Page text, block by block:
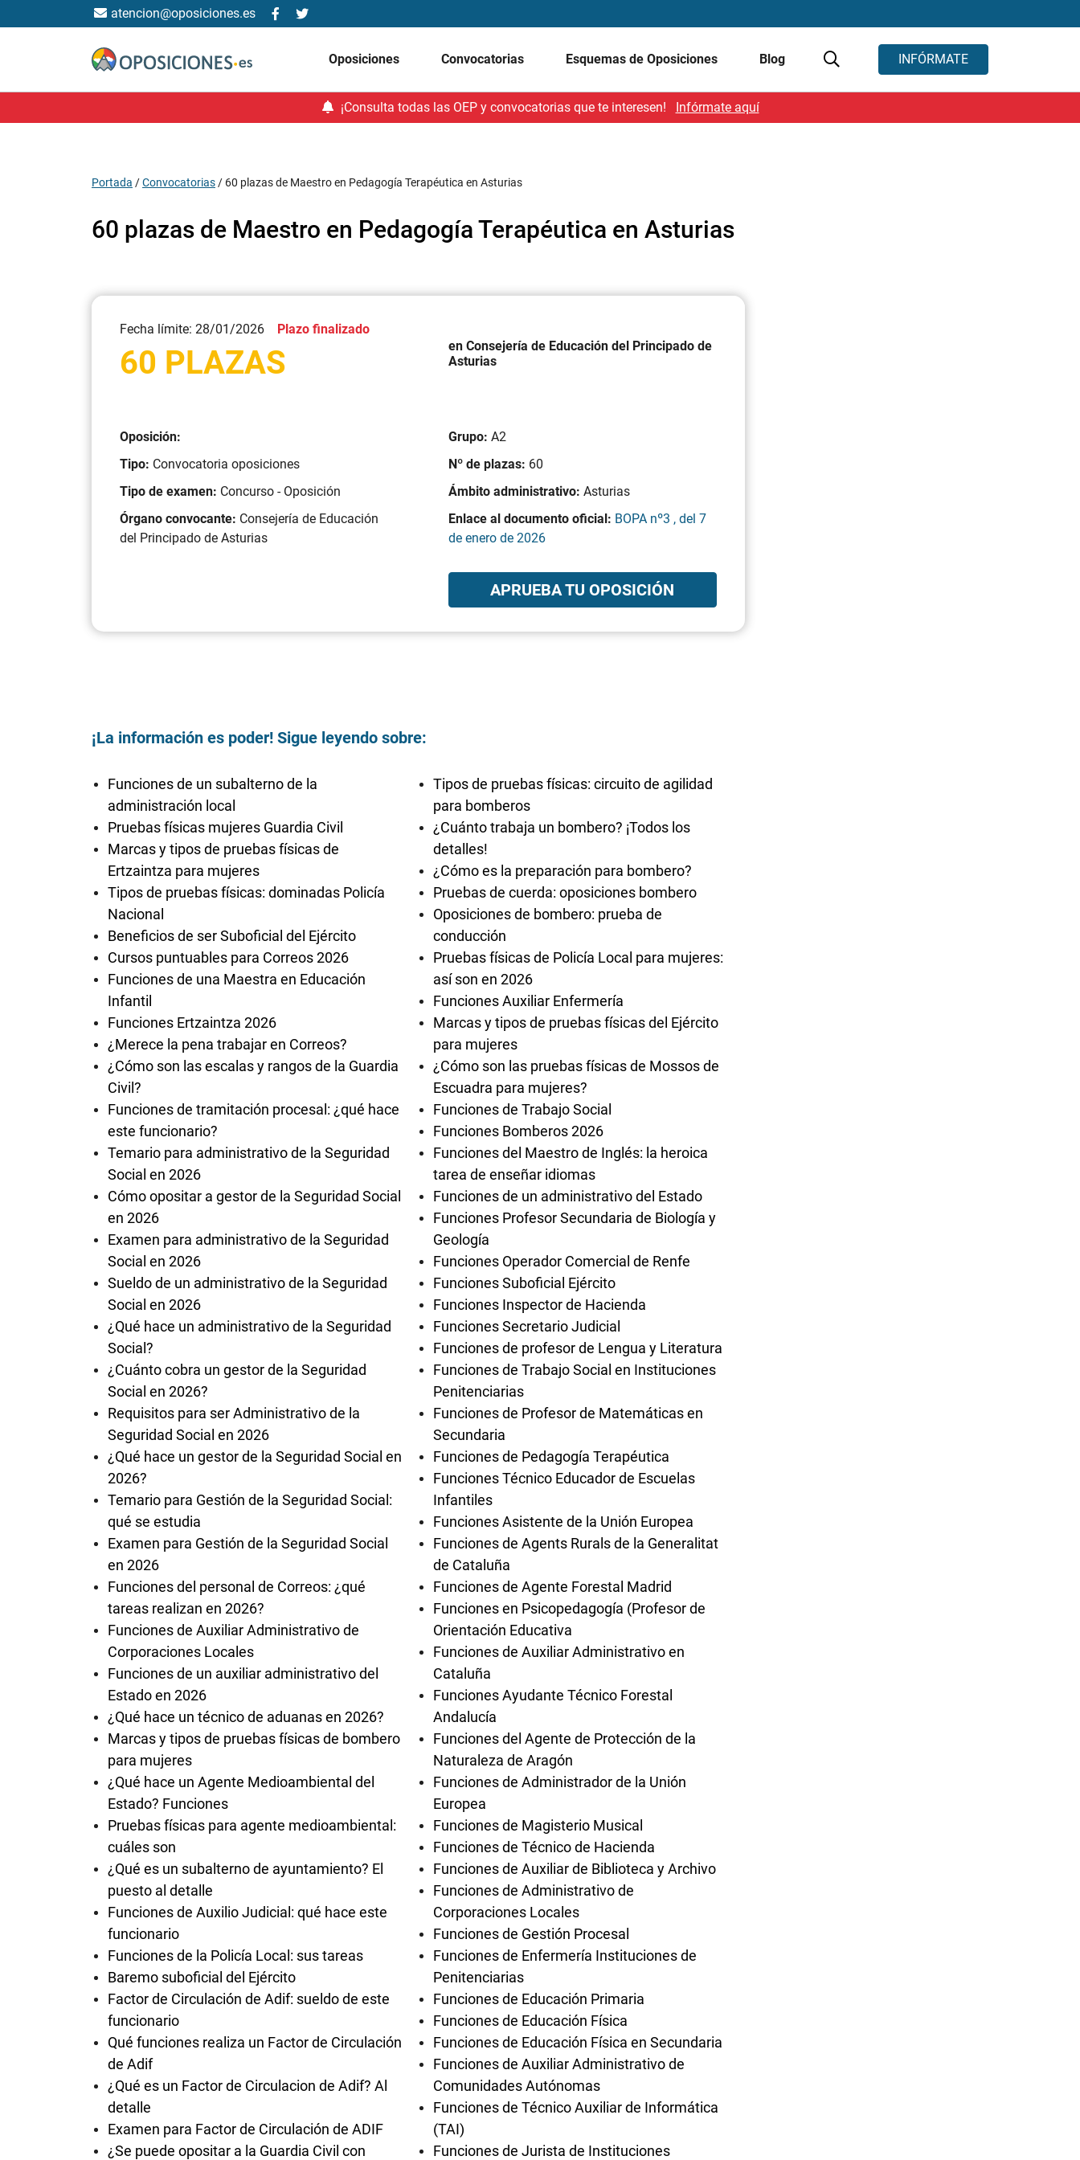
atencion@oposiciones.es
Oposiciones Convocatorias Esquemas de Oposiciones Blog INFÓRMATE
¡Consulta todas las OEP y convocatorias que te interesen! Infórmate aquí
Portada /Convocatorias / 60 plazas de Maestro en Pedagogía Terapéutica en Asturias
60 plazas de Maestro en Pedagogía Terapéutica en Asturias
Fecha límite: 28/01/2026 Plazo finalizado
60 PLAZAS
en Consejería de Educación del Principado de
Asturias
Oposición:
Tipo: Convocatoria oposiciones
Tipo de examen: Concurso - Oposición
Órgano convocante: Consejería de Educación
del Principado de Asturias
Grupo: A2
Nº de plazas: 60
Ámbito administrativo: Asturias
Enlace al documento oficial: BOPA nº3 , del 7
de enero de 2026
APRUEBA TU OPOSICIÓN
¡La información es poder! Sigue leyendo sobre:
Funciones de un subalterno de la
administración local
Pruebas físicas mujeres Guardia Civil
Marcas y tipos de pruebas físicas de
Ertzaintza para mujeres
Tipos de pruebas físicas: dominadas Policía
Nacional
Beneficios de ser Suboficial del Ejército
Cursos puntuables para Correos 2026
Funciones de una Maestra en Educación
Infantil
Funciones Ertzaintza 2026
¿Merece la pena trabajar en Correos?
¿Cómo son las escalas y rangos de la Guardia
Civil?
Funciones de tramitación procesal: ¿qué hace
este funcionario?
Temario para administrativo de la Seguridad
Social en 2026
Cómo opositar a gestor de la Seguridad Social
en 2026
Examen para administrativo de la Seguridad
Social en 2026
Sueldo de un administrativo de la Seguridad
Social en 2026
¿Qué hace un administrativo de la Seguridad
Social?
¿Cuánto cobra un gestor de la Seguridad
Social en 2026?
Requisitos para ser Administrativo de la
Seguridad Social en 2026
¿Qué hace un gestor de la Seguridad Social en
2026?
Temario para Gestión de la Seguridad Social:
qué se estudia
Examen para Gestión de la Seguridad Social
en 2026
Funciones del personal de Correos: ¿qué
tareas realizan en 2026?
Funciones de Auxiliar Administrativo de
Corporaciones Locales
Funciones de un auxiliar administrativo del
Estado en 2026
¿Qué hace un técnico de aduanas en 2026?
Marcas y tipos de pruebas físicas de bombero
para mujeres
¿Qué hace un Agente Medioambiental del
Estado? Funciones
Pruebas físicas para agente medioambiental:
cuáles son
¿Qué es un subalterno de ayuntamiento? El
puesto al detalle
Funciones de Auxilio Judicial: qué hace este
funcionario
Funciones de la Policía Local: sus tareas
Baremo suboficial del Ejército
Factor de Circulación de Adif: sueldo de este
funcionario
Qué funciones realiza un Factor de Circulación
de Adif
¿Qué es un Factor de Circulacion de Adif? Al
detalle
Examen para Factor de Circulación de ADIF
¿Se puede opositar a la Guardia Civil con
Tipos de pruebas físicas: circuito de agilidad
para bomberos
¿Cuánto trabaja un bombero? ¡Todos los
detalles!
¿Cómo es la preparación para bombero?
Pruebas de cuerda: oposiciones bombero
Oposiciones de bombero: prueba de
conducción
Pruebas físicas de Policía Local para mujeres:
así son en 2026
Funciones Auxiliar Enfermería
Marcas y tipos de pruebas físicas del Ejército
para mujeres
¿Cómo son las pruebas físicas de Mossos de
Escuadra para mujeres?
Funciones de Trabajo Social
Funciones Bomberos 2026
Funciones del Maestro de Inglés: la heroica
tarea de enseñar idiomas
Funciones de un administrativo del Estado
Funciones Profesor Secundaria de Biología y
Geología
Funciones Operador Comercial de Renfe
Funciones Suboficial Ejército
Funciones Inspector de Hacienda
Funciones Secretario Judicial
Funciones de profesor de Lengua y Literatura
Funciones de Trabajo Social en Instituciones
Penitenciarias
Funciones de Profesor de Matemáticas en
Secundaria
Funciones de Pedagogía Terapéutica
Funciones Técnico Educador de Escuelas
Infantiles
Funciones Asistente de la Unión Europea
Funciones de Agents Rurals de la Generalitat
de Cataluña
Funciones de Agente Forestal Madrid
Funciones en Psicopedagogía (Profesor de
Orientación Educativa
Funciones de Auxiliar Administrativo en
Cataluña
Funciones Ayudante Técnico Forestal
Andalucía
Funciones del Agente de Protección de la
Naturaleza de Aragón
Funciones de Administrador de la Unión
Europea
Funciones de Magisterio Musical
Funciones de Técnico de Hacienda
Funciones de Auxiliar de Biblioteca y Archivo
Funciones de Administrativo de
Corporaciones Locales
Funciones de Gestión Procesal
Funciones de Enfermería Instituciones de
Penitenciarias
Funciones de Educación Primaria
Funciones de Educación Física
Funciones de Educación Física en Secundaria
Funciones de Auxiliar Administrativo de
Comunidades Autónomas
Funciones de Técnico Auxiliar de Informática
(TAI)
Funciones de Jurista de Instituciones